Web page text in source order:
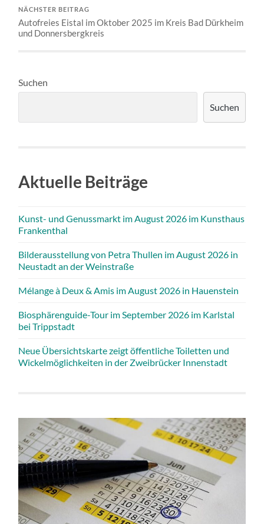
NÄCHSTER BEITRAG
Autofreies Eistal im Oktober 2025 im Kreis Bad Dürkheim
und Donnersbergkreis
Suchen
Suchen
Aktuelle Beiträge
Kunst- und Genussmarkt im August 2026 im Kunsthaus
Frankenthal
Bilderausstellung von Petra Thullen im August 2026 in
Neustadt an der Weinstraße
Mélange à Deux & Amis im August 2026 in Hauenstein
Biosphärenguide-Tour im September 2026 im Karlstal
bei Trippstadt
Neue Übersichtskarte zeigt öffentliche Toiletten und
Wickelmöglichkeiten in der Zweibrücker Innenstadt